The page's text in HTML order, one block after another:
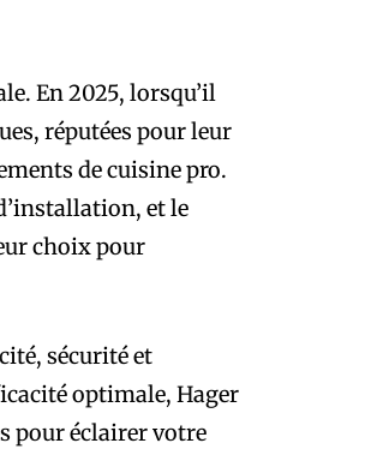
En 2025, lorsqu’il
réputées pour leur
de cuisine pro.
et le
choix pour
sécurité et
optimale, Hager
pour éclairer votre